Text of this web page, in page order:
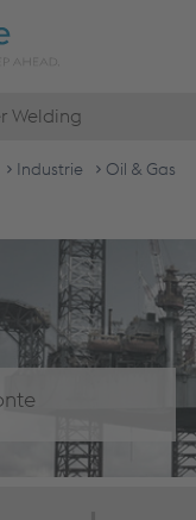
Welding
Industrie
Oil & Gas